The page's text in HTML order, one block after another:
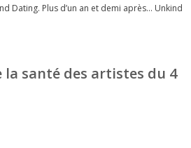
Dating. Plus d’un an et demi après… Unkind
la santé des artistes du 4